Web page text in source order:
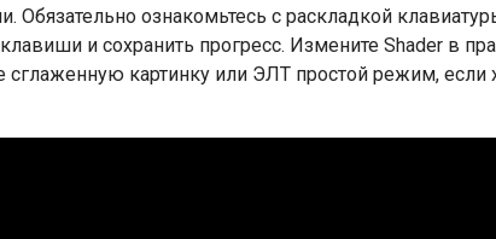
Обязательно ознакомьтесь с раскладкой
и сохранить прогресс. Измените Shader в
сглаженную картинку или ЭЛТ простой режим, если